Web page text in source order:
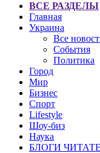
ВСЕ РАЗДЕЛЫ
Главная
Украина
Все
События
Политика
Город
Мир
Бизнес
Спорт
Lifestyle
Шоу-биз
Наука
БЛОГИ